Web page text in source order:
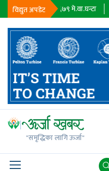
विद्युत अपडेट
निर्यात :२३६७९मे.वा.घन्टा
"समृद्धिका लागि ऊर्जा"
जलविद्युत्
सोलार
वायु
बायोग्यास